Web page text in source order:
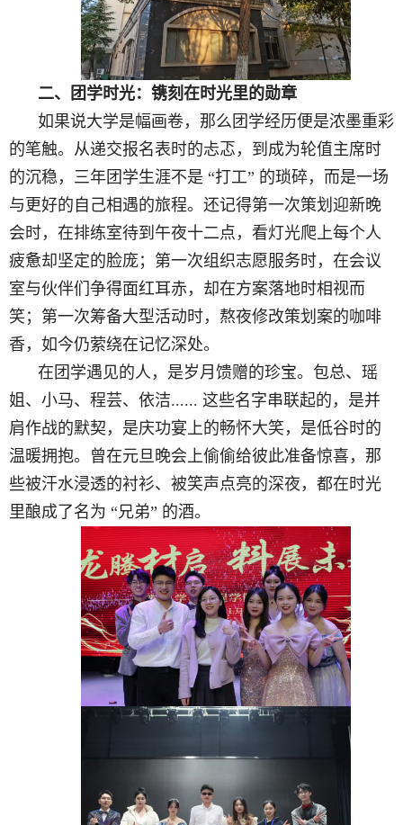
二、团学时光：镌刻在时光里的勋章
如果说大学是幅画卷，那么团学经历便是浓墨重彩
的笔触。从递交报名表时的忐忑，到成为轮值主席时
的沉稳，三年团学生涯不是 “打工” 的琐碎，而是一场
与更好的自己相遇的旅程。还记得第一次策划迎新晚
会时，在排练室待到 午夜十二点 ，看灯光爬上每个人
疲惫却坚定的脸庞；第一次组织志愿服务时，在会议
室与伙伴们争得面红耳赤，却在方案落地时相视而
笑；第一次筹备大型活动时，熬夜修改策划案的咖啡
香，如今仍萦绕在记忆深处。
在团学遇见的人，是岁月馈赠的珍宝。包总、瑶
姐、小马、程芸、依洁...... 这些名字串联起的，是并
肩作战的默契，是庆功宴上的畅怀大笑，是低谷时的
温暖拥抱。曾在元旦晚会上偷偷给彼此准备惊喜，那
些被汗水浸透的衬衫、被笑声点亮的深夜，都在时光
里酿成了名为 “兄弟” 的酒。